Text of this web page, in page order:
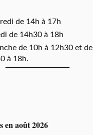
de 14h à 17h
de 14h30 à 18h
de 10h à 12h30 et de
à 18h.
en août 2026